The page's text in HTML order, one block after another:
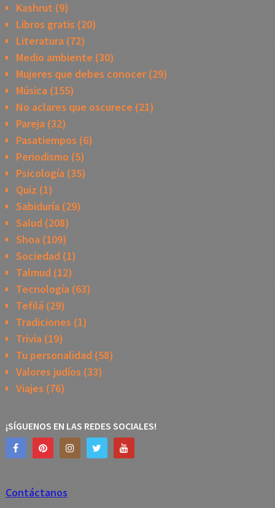
Kashrut (9)
Libros gratis (20)
Literatura(72)
Medio ambiente (30)
Mujeres que debes conocer(29)
Música(155)
No aclares que oscurece (21)
Pareja(32)
Pasatiempos (6)
Periodismo (5)
Psicología(35)
Quiz (1)
Sabiduría(29)
Salud (208)
Shoa(109)
Sociedad(1)
Talmud (12)
Tecnología(63)
Tefilá(29)
Tradiciones (1)
Trivia(19)
Tu personalidad(58)
Valores judíos (33)
Viajes (76)
¡SÍGUENOS EN LAS REDES SOCIALES!
Contáctanos